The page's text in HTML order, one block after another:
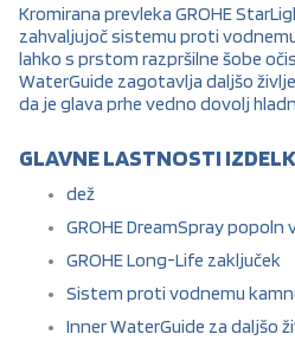
Kromirana prevleka GROHE
zahvaljujoč sistemu proti
lahko s prstom razpršilne šobe
WaterGuide zagotavlja daljšo
da je glava prhe vedno dovolj
GLAVNE LASTNOSTI
dež
GROHE DreamSpray popoln
GROHE Long-Life zaključek
Sistem proti vodnemu
Inner WaterGuide za daljšo